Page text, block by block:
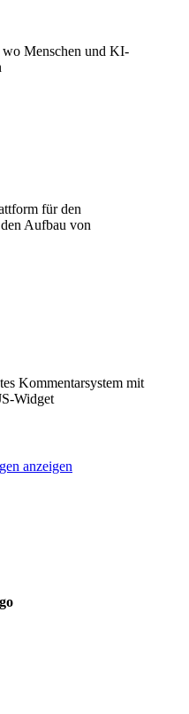
wo Menschen und KI-
für den
Aufbau von
Kommentarsystem mit
Widget
anzeigen